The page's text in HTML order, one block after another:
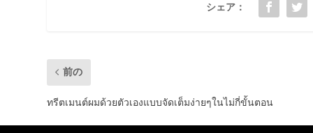
シェア：
前の
ทรีตเมนต์ผมด้วยตัวเองแบบจัดเต็มง่ายๆในไม่กี่ขั้นตอน